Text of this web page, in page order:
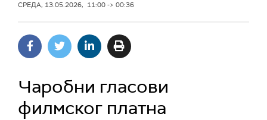
СРЕДА, 13.05.2026, 11:00 -> 00:36
Чаробни гласови
филмског платна